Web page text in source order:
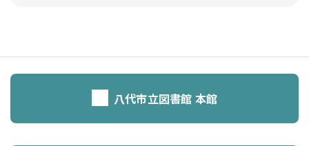
八代市立図書館 本館